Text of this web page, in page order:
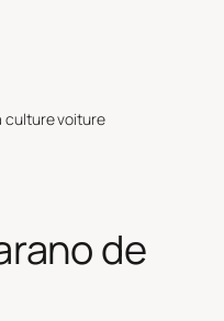
culture voiture
de